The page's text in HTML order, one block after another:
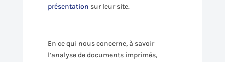
présentation sur leur site.
En ce qui nous concerne, à savoir
l’analyse de documents imprimés,